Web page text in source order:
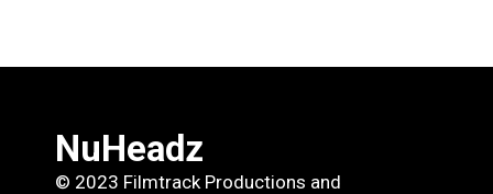
NuHeadz
© 2023 Filmtrack Productions and